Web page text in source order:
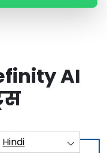
AI
Hindi